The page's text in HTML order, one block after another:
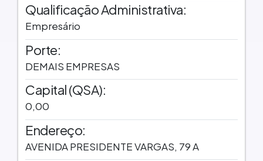
Qualificação Administrativa:
Empresário
Porte:
DEMAIS EMPRESAS
Capital (QSA):
0,00
Endereço:
AVENIDA PRESIDENTE VARGAS, 79 A